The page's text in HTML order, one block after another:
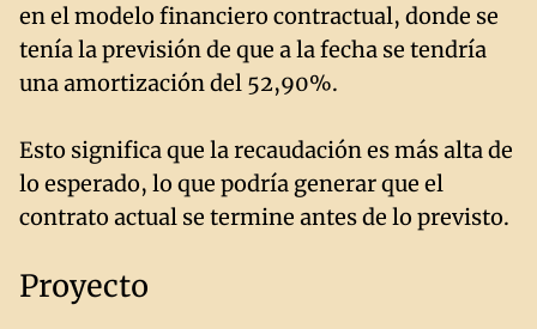
en el modelo financiero contractual, donde se
tenía la previsión de que a la fecha se tendría
una amortización del 52,90%.
Esto significa que la recaudación es más alta de
lo esperado, lo que podría generar que el
contrato actual se termine antes de lo previsto.
Proyecto